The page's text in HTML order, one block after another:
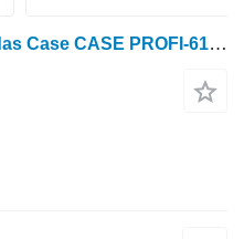
Centralina para trator de rodas Case CASE PROFI-6140-MAXXUM 110-115-120